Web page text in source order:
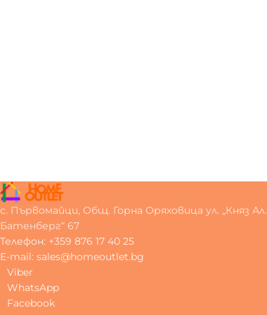
с. Първомайци, Общ. Горна Оряховица ул. „Княз Ал.
Батенберг“ 67
Телефон: +359 876 17 40 25
E-mail: sales@homeoutlet.bg
Viber
WhatsApp
Facebook